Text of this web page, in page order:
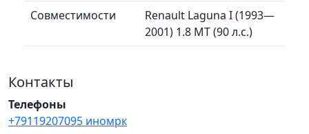
Совместимости
Renault Laguna I (1993—
2001) 1.8 MT (90 л.с.)
Контакты
Телефоны
+79119207095 иномрк